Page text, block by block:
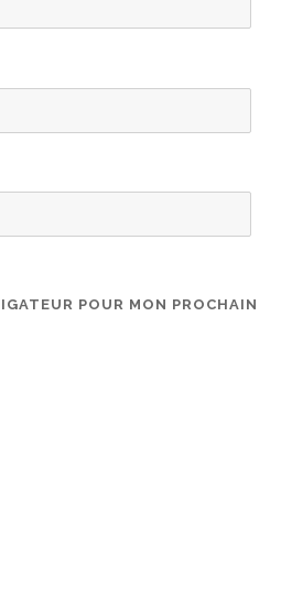
POUR MON PROCHAIN